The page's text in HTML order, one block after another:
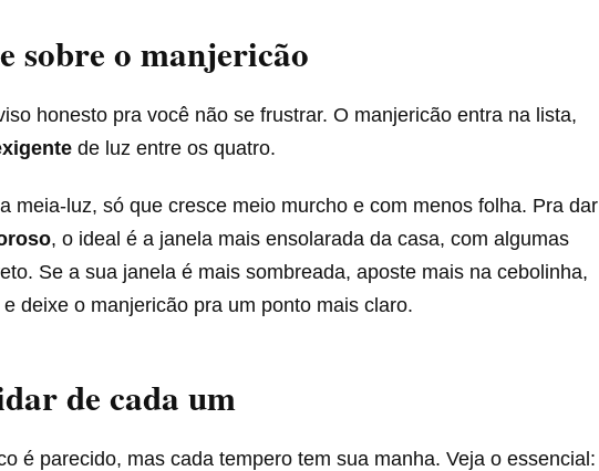
sobre o manjericão
honesto pra você não se frustrar. O manjericão entra na lista,
de luz entre os quatro.
meia-luz, só que cresce meio murcho e com menos folha. Pra dar
, o ideal é a janela mais ensolarada da casa, com algumas
Se a sua janela é mais sombreada, aposte mais na cebolinha,
deixe o manjericão pra um ponto mais claro.
de cada um
é parecido, mas cada tempero tem sua manha. Veja o essencial: